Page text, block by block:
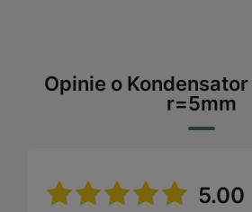
Opinie o Kondensator
r=5mm
5.00